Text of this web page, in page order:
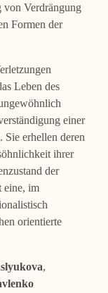
von Verdrängung
Formen der
Leben des
einer
Sie erhellen deren
ihrer
der
eine, im
orientierte
,